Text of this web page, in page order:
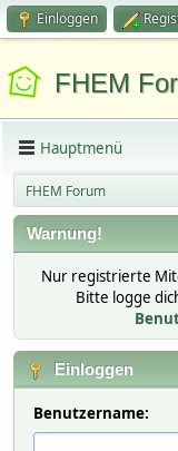
Einloggen
FHEM
Hauptmenü
FHEM Forum
Warnung!
Nur registrierte
Bitte logge
Einloggen
Benutzername: